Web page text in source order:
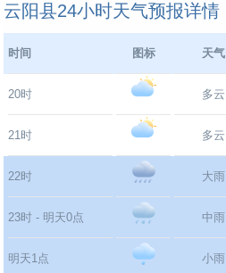
云阳县24小时天气预报详情
时间 图标 天气
20时 多云
21时 多云
22时 大雨
23时 - 明天0点 中雨
明天1点 小雨